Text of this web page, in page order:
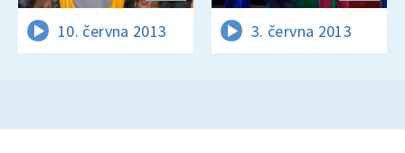
10. června 2013 3. června 2013